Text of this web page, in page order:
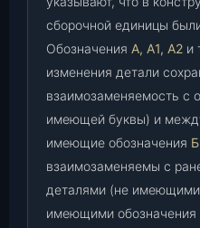
сборочной единицы
Обозначения А, А1, А2 и
изменения детали
взаимозаменяемость с
имеющей буквы) и
имеющие обозначения
взаимозаменяемы с
деталями (не
имеющими обозначения